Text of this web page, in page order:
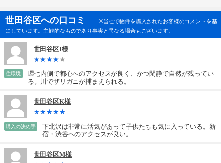
世田谷区への口コミ
※当社で物件を購入されたお客様のコメントを基
にしています。主観的なものであり事実と異なる場合もございます。
世田谷区I様
住環境
環七内側で都心へのアクセスが良く、かつ閑静で自然が残ってい
る。川でザリガニが捕まえられる。
世田谷区K様
購入の決め手
下北沢は非常に活気があって子供たちも気に入っている。新
宿・渋谷へのアクセスが良い。
世田谷区M様